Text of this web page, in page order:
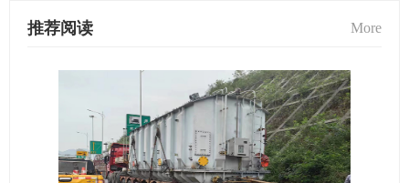
推荐阅读 More